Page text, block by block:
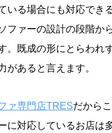
る場合にも対応でき
ファーの設計の段階
。既成の形にとらわれ
があると言えます。
ァ専門店TRESだから
に対応しているお店は